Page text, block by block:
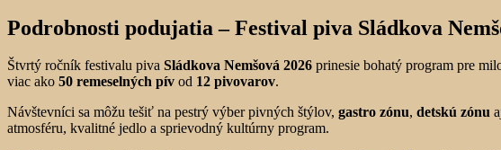
Podrobnosti podujatia –Festival piva Sládkova
Štvrtý ročník festivalu piva Sládkova Nemšová 2026 prinesie bohatý program pre
viac ako 50 remeselných pív od 12 pivovarov.
Návštevníci sa môžu tešiť na pestrý výber pivných štýlov, gastro zónu, detskú zónu
atmosféru, kvalitné jedlo a sprievodný kultúrny program.